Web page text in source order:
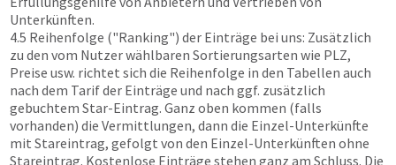
Unterkünften.
4.5 Reihenfolge ("Ranking") der Einträge bei uns: Zusätzlich
zu den vom Nutzer wählbaren Sortierungsarten wie PLZ,
Preise usw. richtet sich die Reihenfolge in den Tabellen auch
nach dem Tarif der Einträge und nach ggf. zusätzlich
gebuchtem Star-Eintrag. Ganz oben kommen (falls
vorhanden) die Vermittlungen, dann die Einzel-Unterkünfte
mit Stareintrag, gefolgt von den Einzel-Unterkünften ohne
Stareintrag. Kostenlose Einträge stehen ganz am Schluss. Die